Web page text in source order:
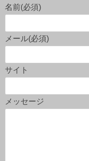
名前(必須)
メール(必須)
サイト
メッセージ